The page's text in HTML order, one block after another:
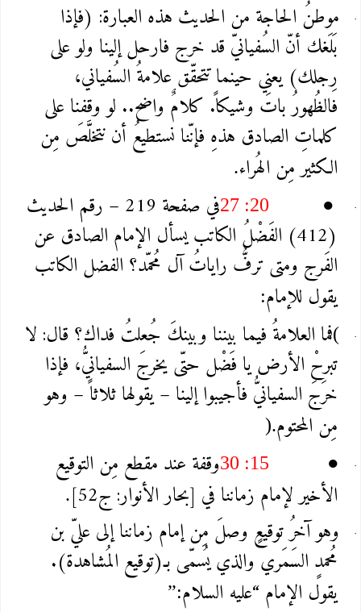
موطنُ الحاجة من الحديث هذه العبارة: (فإذا
بَلَغك أنّ السُفيانيّ قد خرج فارحل إلينا ولو على
رِجلك) يعني حينما تتحقّق علامةُ السُفياني،
فالظُهورُ باتَ وشيكاً. كلامٌ واضح.. لو وقفنا على
كلماتِ الصادق هذهِ فإنّنا نستطيعُ أن نتخلَّصَ مِن
الكثير مِن الهُراء.
●
27 :20
في صفحة 219 – رقم الحديث
(412) الفَضْلُ الكاتب يسأل الإمام الصادق عن
الفَرج ومتى ترفُّ راياتُ آل مُحمّد؟ الفضل الكاتب
يقول للإمام:
(فما العلامةُ فيما بيننا وبينكَ جُعلتُ فداك؟ قال: لا
تبرحْ الأرض يا فَضْل حتّى يخرجَ السفيانيُّ، فإذا
خرَجَ السفيانيُّ فأجيبوا إلينا – يقولها ثلاثاً – وهو
مِن المحتوم).
●
30 :15وقفة عند مقطع مِن التوقيع
الأخير لإمام زماننا في [بحار الأنوار: ج52]
.
وهو آخرُ توقيعٍ وصلَ مِن إمام زماننا إلى عليّ بن
مُحمدٍ السَمَري والذي يُسمّى بـ(توقيع المُشاهدة).
يقول الإمام “عليه السلام”: